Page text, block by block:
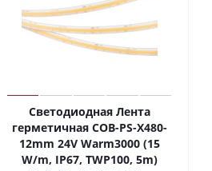
Светодиодная Лента
герметичная COB-PS-X480-
12mm 24V Warm3000 (15
W/m, IP67, TWP100, 5m)